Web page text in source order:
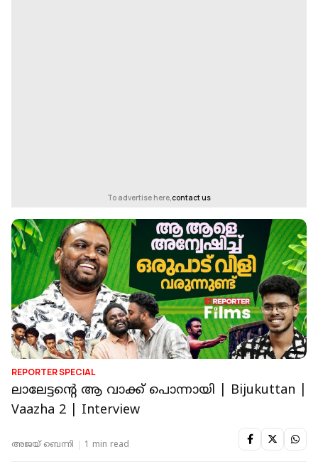
To advertise here, contact us
REPORTER SPECIAL
ലാലേട്ടന്റെ ആ വാക്ക് പൊന്നായി | Bijukuttan |
Vaazha 2 | Interview
അജയ് ബെന്നി 1 min read